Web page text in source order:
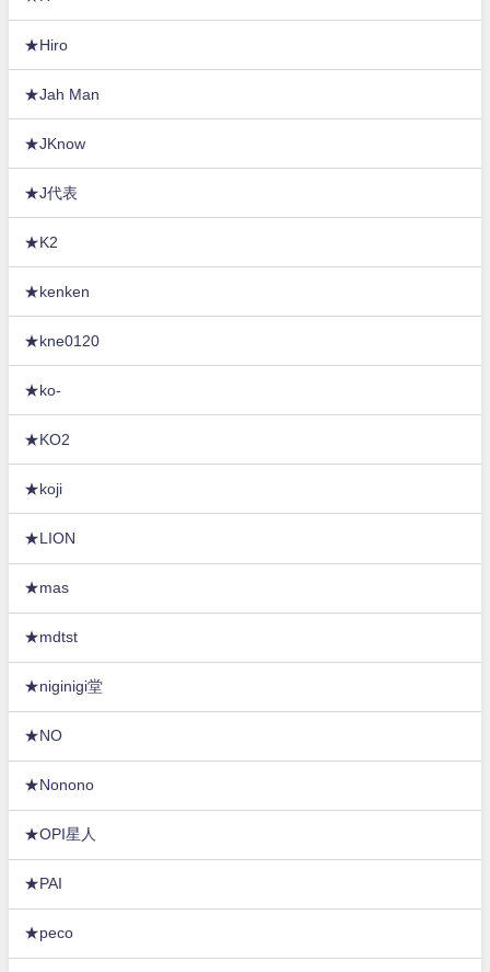
★Hiro
★Jah Man
★JKnow
★J代表
★K2
★kenken
★kne0120
★ko-
★KO2
★koji
★LION
★mas
★mdtst
★niginigi堂
★NO
★Nonono
★OPI星人
★PAI
★peco